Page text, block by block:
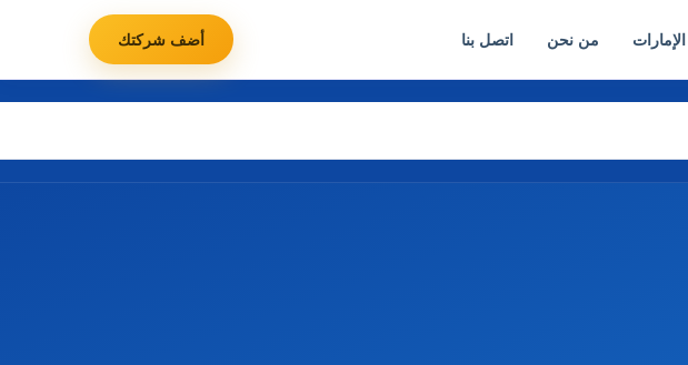
من نحن اتصل بنا أضف شركتك